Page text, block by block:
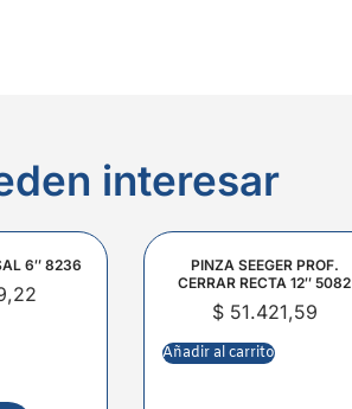
interesar
6″ 8236
PINZA SEEGER PROF.
CERRAR RECTA 12″ 5082
$51.421,59
Añadir al carrito